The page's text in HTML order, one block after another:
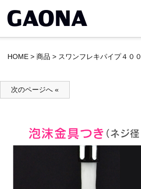
HOME > 商品 > スワンフレキパイプ４００
次のページへ «